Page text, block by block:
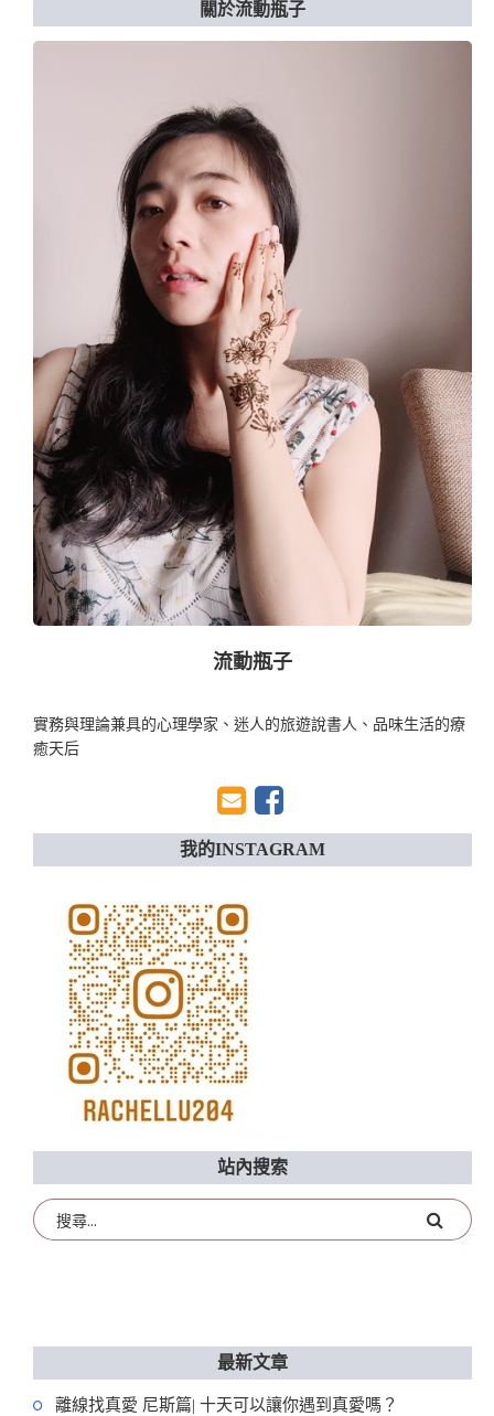
關於流動瓶子
流動瓶子
實務與理論兼具的心理學家、迷人的旅遊說書人、品味生活的療
癒天后
我的INSTAGRAM
站內搜索
最新文章
離線找真愛 尼斯篇| 十天可以讓你遇到真愛嗎？